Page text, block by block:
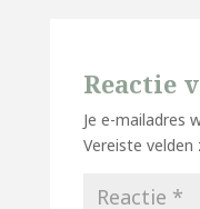
Reactie
Je e-mailadres
Vereiste